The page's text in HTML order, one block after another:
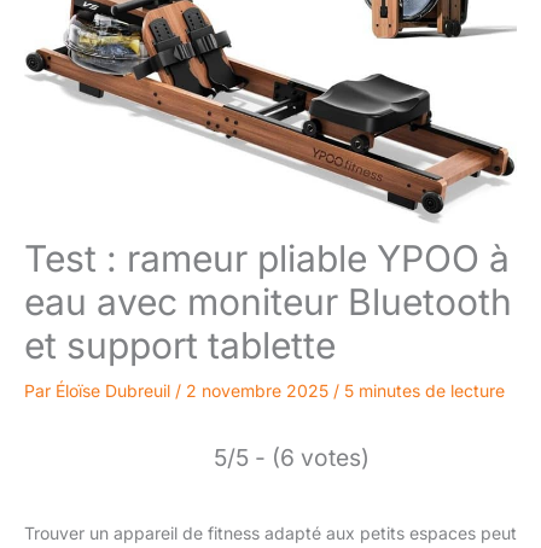
Test : rameur pliable YPOO à
eau avec moniteur Bluetooth
et support tablette
Par Éloïse Dubreuil / 2 novembre 2025 / 5 minutes de lecture
5/5 - (6 votes)
Trouver un appareil de fitness adapté aux petits espaces peut